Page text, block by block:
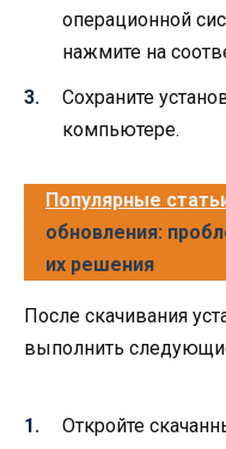
операционной
нажмите на
Сохраните
компьютере.
Популярные
обновления:
их решения
После скачивания
выполнить
Откройте